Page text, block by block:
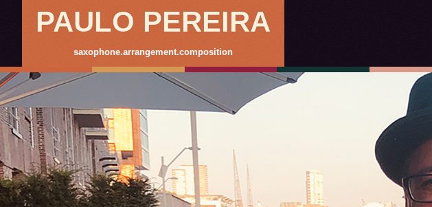
PAULO PEREIRA
saxophone.arrangement.composition